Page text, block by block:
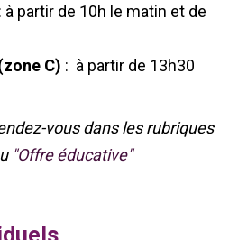
: à partir de 10h le matin et de
C) : à partir de 13h30
vous dans les rubriques
"Offre éducative"